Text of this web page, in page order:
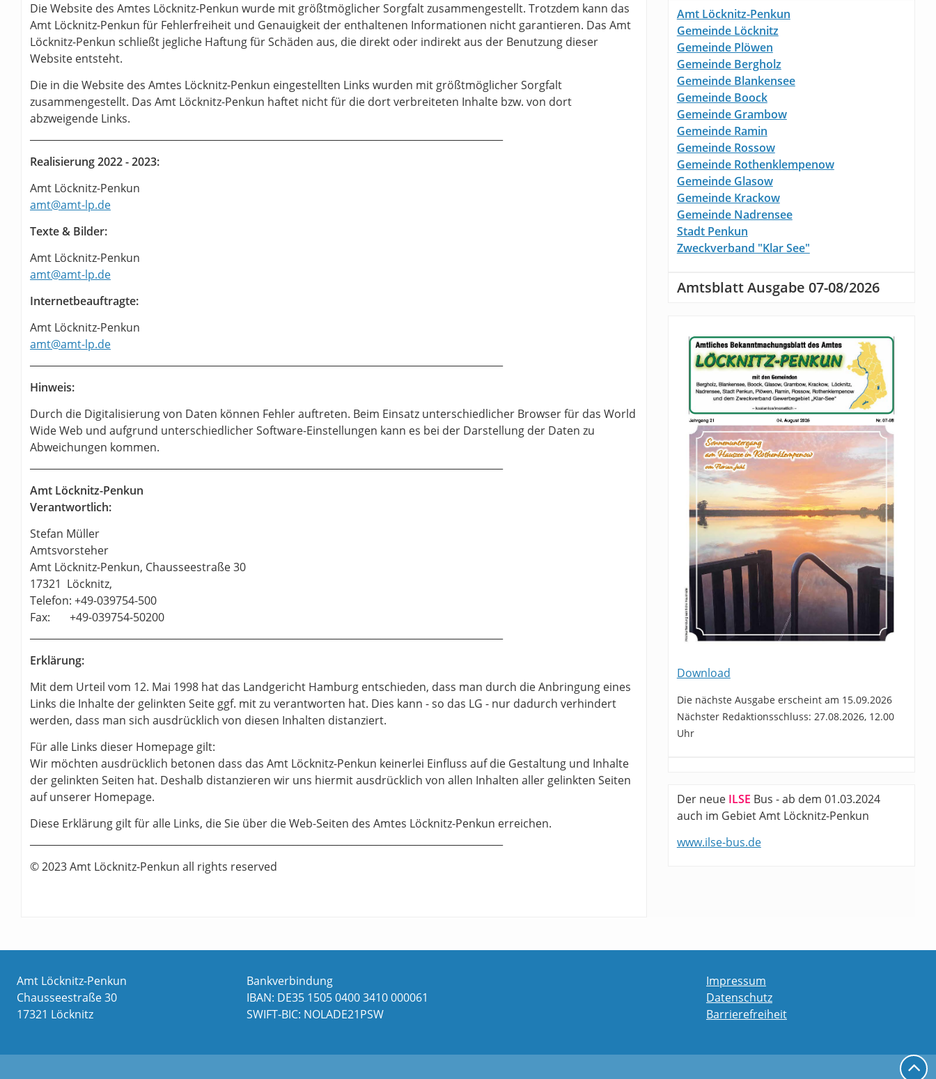
Die Website des Amtes Löcknitz-Penkun wurde mit größtmöglicher Sorgfalt zusammengestellt. Trotzdem kann das
Amt Löcknitz-Penkun für Fehlerfreiheit und Genauigkeit der enthaltenen Informationen nicht garantieren. Das Amt
Löcknitz-Penkun schließt jegliche Haftung für Schäden aus, die direkt oder indirekt aus der Benutzung dieser
Website entsteht.
Die in die Website des Amtes Löcknitz-Penkun eingestellten Links wurden mit größtmöglicher Sorgfalt
zusammengestellt. Das Amt Löcknitz-Penkun haftet nicht für die dort verbreiteten Inhalte bzw. von dort
abzweigende Links.
Realisierung 2022 - 2023:
Amt Löcknitz-Penkun
amt@amt-lp.de
Texte & Bilder:
Amt Löcknitz-Penkun
amt@amt-lp.de
Internetbeauftragte:
Amt Löcknitz-Penkun
amt@amt-lp.de
Hinweis:
Durch die Digitalisierung von Daten können Fehler auftreten. Beim Einsatz unterschiedlicher Browser für das World
Wide Web und aufgrund unterschiedlicher Software-Einstellungen kann es bei der Darstellung der Daten zu
Abweichungen kommen.
Amt Löcknitz-Penkun
Verantwortlich:
Stefan Müller
Amtsvorsteher
Amt Löcknitz-Penkun, Chausseestraße 30
17321 Löcknitz,
Telefon: +49-039754-500
Fax: +49-039754-50200
Erklärung:
Mit dem Urteil vom 12. Mai 1998 hat das Landgericht Hamburg entschieden, dass man durch die Anbringung eines
Links die Inhalte der gelinkten Seite ggf. mit zu verantworten hat. Dies kann - so das LG - nur dadurch verhindert
werden, dass man sich ausdrücklich von diesen Inhalten distanziert.
Für alle Links dieser Homepage gilt:
Wir möchten ausdrücklich betonen dass das Amt Löcknitz-Penkun keinerlei Einfluss auf die Gestaltung und Inhalte
der gelinkten Seiten hat. Deshalb distanzieren wir uns hiermit ausdrücklich von allen Inhalten aller gelinkten Seiten
auf unserer Homepage.
Diese Erklärung gilt für alle Links, die Sie über die Web-Seiten des Amtes Löcknitz-Penkun erreichen.
© 2023 Amt Löcknitz-Penkun all rights reserved
Amt Löcknitz-Penkun
Gemeinde Löcknitz
Gemeinde Plöwen
Gemeinde Bergholz
Gemeinde Blankensee
Gemeinde Boock
Gemeinde Grambow
Gemeinde Ramin
Gemeinde Rossow
Gemeinde Rothenklempenow
Gemeinde Glasow
Gemeinde Krackow
Gemeinde Nadrensee
Stadt Penkun
Zweckverband "Klar See"
Amtsblatt Ausgabe 07-08/2026
Download
Die nächste Ausgabe erscheint am 15.09.2026
Nächster Redaktionsschluss: 27.08.2026, 12.00
Uhr
Der neue ILSE Bus - ab dem 01.03.2024
auch im Gebiet Amt Löcknitz-Penkun
www.ilse-bus.de
Amt Löcknitz-Penkun
Chausseestraße 30
17321 Löcknitz
Bankverbindung
IBAN: DE35 1505 0400 3410 000061
SWIFT-BIC: NOLADE21PSW
Impressum
Datenschutz
Barrierefreiheit